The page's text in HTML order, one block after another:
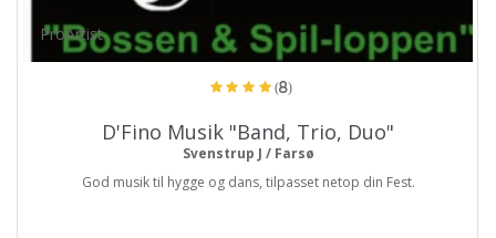
ProArtist
(8)
D'Fino Musik "Band, Trio, Duo"
Svenstrup J / Farsø
God musik til hygge og dans, tilpasset netop din Fest.